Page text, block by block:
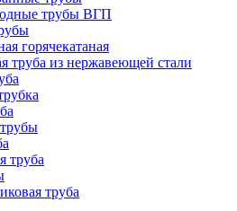
трубы ВГП
горячекатаная
труба из нержавеющей стали
труба
труба